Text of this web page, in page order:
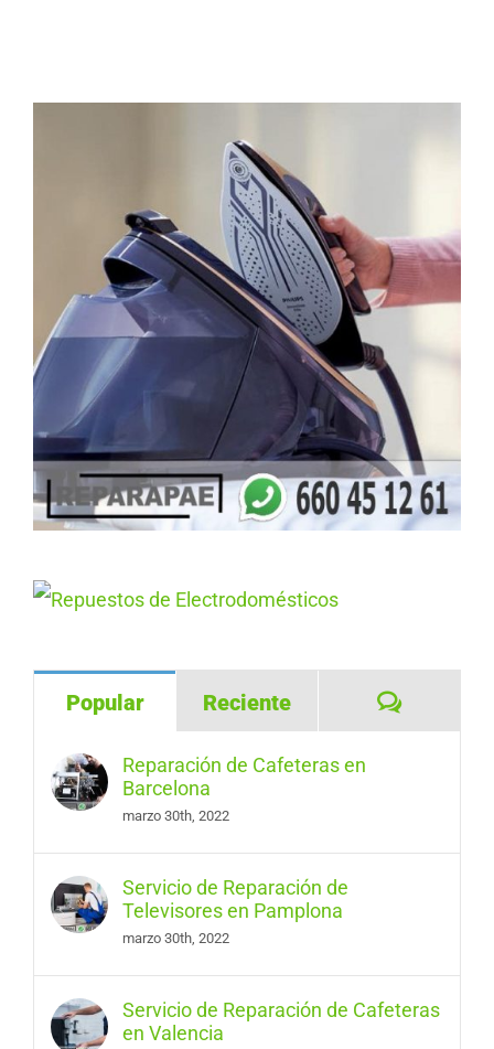
Popular Reciente
Reparación de Cafeteras en
Barcelona
marzo 30th, 2022
Servicio de Reparación de
Televisores en Pamplona
marzo 30th, 2022
Servicio de Reparación de Cafeteras
en Valencia